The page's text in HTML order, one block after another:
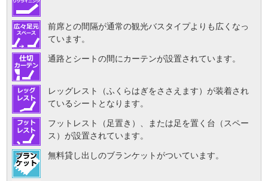
前席との間隔が通常の観光バスタイプよりも広くなっ
ています。
通路とシートの間にカーテンが設置されています。
レッグレスト（ふくらはぎをささえます）が装着され
ているシートとなります。
フットレスト（足置き）、または足を置く台（スペー
ス）が設置されています。
無料貸し出しのブランケットがついています。